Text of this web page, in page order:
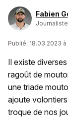
Fabien
Publié: 18.03.2023
Il existe
ragoût de
une triade
ajoute
troque de nos